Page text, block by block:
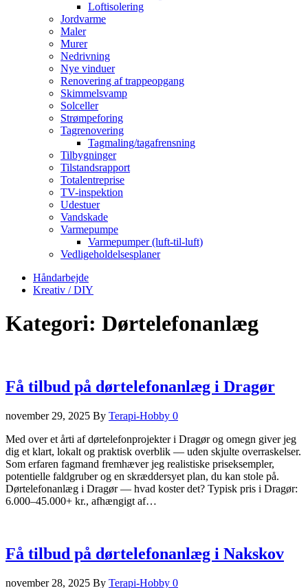
Loftisolering
Jordvarme
Maler
Murer
Nedrivning
Nye vinduer
Renovering af trappeopgang
Skimmelsvamp
Solceller
Strømpeforing
Tagrenovering
Tagmaling/tagafrensning
Tilbygninger
Tilstandsrapport
Totalentreprise
TV-inspektion
Udestuer
Vandskade
Varmepumpe
Varmepumper (luft-til-luft)
Vedligeholdelsesplaner
Håndarbejde
Kreativ / DIY
Kategori: Dørtelefonanlæg
Få tilbud på dørtelefonanlæg i Dragør
november 29, 2025 By Terapi-Hobby 0
Med over et årti af dørtelefonprojekter i Dragør og omegn giver jeg
dig et klart, lokalt og praktisk overblik — uden skjulte overraskelser.
Som erfaren fagmand fremhæver jeg realistiske priseksempler,
potentielle faldgruber og en skræddersyet plan, du kan stole på.
Dørtelefonanlæg i Dragør — hvad koster det? Typisk pris i Dragør:
6.000–45.000+ kr., afhængigt af…
Få tilbud på dørtelefonanlæg i Nakskov
november 28, 2025 By Terapi-Hobby 0